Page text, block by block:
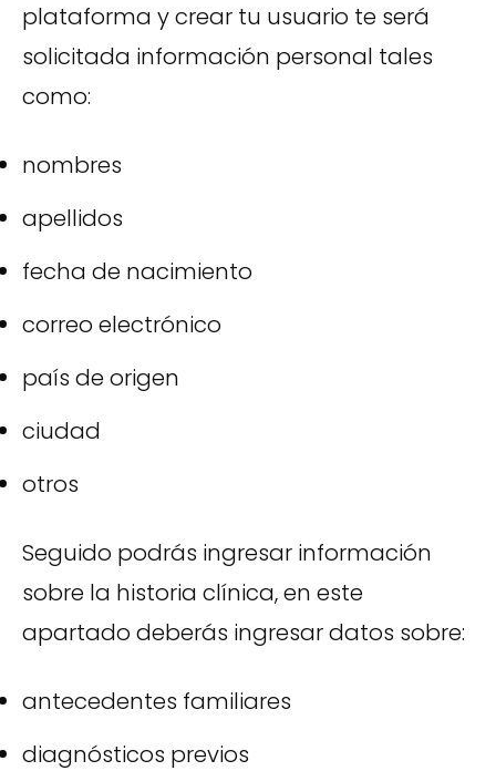
plataforma y crear tu usuario te será
solicitada información personal tales
como:
nombres
apellidos
fecha de nacimiento
correo electrónico
país de origen
ciudad
otros
Seguido podrás ingresar información
sobre la historia clínica, en este
apartado deberás ingresar datos sobre:
antecedentes familiares
diagnósticos previos